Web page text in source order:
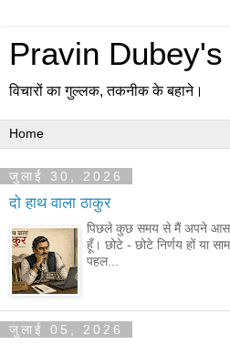
Pravin Dubey's
विचारों का गुल्लक, तकनीक के बहाने।
जुलाई 30, 2026
दो हाथ वाला ठाकुर
पिछले कुछ समय से मैं अपने
हूँ। छोटे - छोटे निर्णय हों या
पहल...
जुलाई 05, 2026